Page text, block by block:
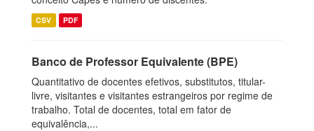
CSV PDF
Banco de Professor Equivalente (BPE)
Quantitativo de docentes efetivos, substitutos, titular-
livre, visitantes e visitantes estrangeiros por regime de
trabalho. Total de docentes, total em fator de
equivalência,...